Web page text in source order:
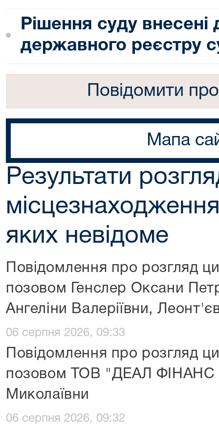
Рішення суду
державного реєстру
Повідомити
Мапа
Результати
яких невідоме
Повідомлення про розгляд
позовом Генслер Оксани
Ангеліни Валеріївни,
06 серпня 2026, 09:33
Повідомлення про розгляд
позовом ТОВ "ДЕАЛ ФІНАНС
Миколаївни
06 серпня 2026, 09:32